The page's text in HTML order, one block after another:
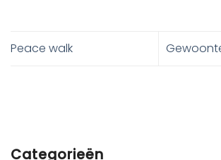
Peace walk
Categorieën